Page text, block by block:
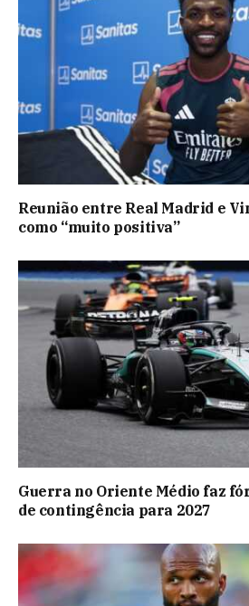
Reunião entre Real Madrid e
como “muito positiva”
Guerra no Oriente Médio faz
de contingência para 2027